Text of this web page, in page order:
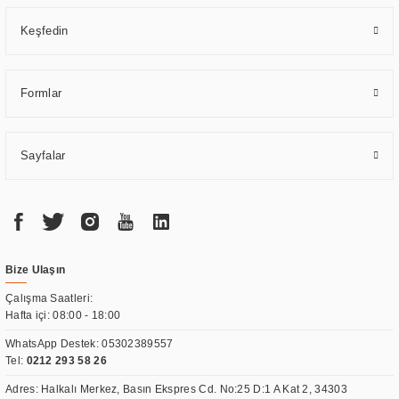
Keşfedin
Formlar
Sayfalar
Bize Ulaşın
Çalışma Saatleri:
Hafta içi: 08:00 - 18:00
WhatsApp Destek:05302389557
Tel: 0212 293 58 26
Adres: Halkalı Merkez, Basın Ekspres Cd. No:25 D:1 A Kat 2, 34303